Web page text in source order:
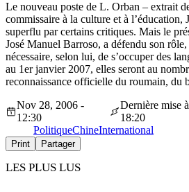
Le nouveau poste de L. Orban – extrait
commissaire à la culture et à l’éducation,
superflu par certains critiques. Mais le
José Manuel Barroso, a défendu son
nécessaire, selon lui, de s’occuper des
au 1er janvier 2007, elles seront au
reconnaissance officielle du roumain, du
Nov 28, 2006 -
12:30
Dernière mise
18:20
PolitiqueChineInternational
Print Partager
LES PLUS LUS